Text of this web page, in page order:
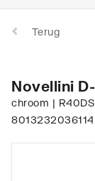
Terug
Novellini
chroom |